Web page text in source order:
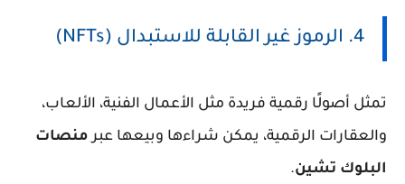
4. الرموز غير القابلة للاستبدال (NFTs)
تمثل أصولًا رقمية فريدة مثل الأعمال الفنية، الألعاب،
والعقارات الرقمية، يمكن شراءها وبيعها عبرمنصات
البلوك تشين.